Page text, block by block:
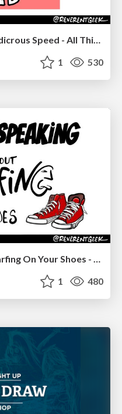
JAMstack: Web Apps at Ludicrous Speed - All Things Open 2022
1 530
1 480